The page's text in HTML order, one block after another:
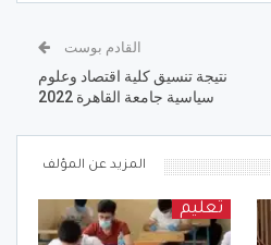
القادم بوست
نتيجة تنسيق كلية اقتصاد وعلوم
سياسية جامعة القاهرة 2022
المزيد عن المؤلف
تعليم